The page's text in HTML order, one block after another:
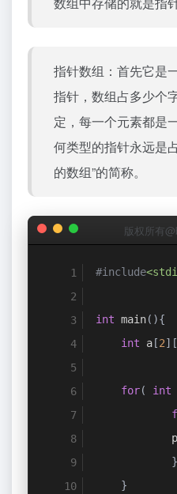
指针数组：首先它是
指针，数组占多少个
定，每一个元素都是
何类型的指针永远是
的数组”的简称。
版权所有
#include
int main(){
int a 2
for( int
}
}